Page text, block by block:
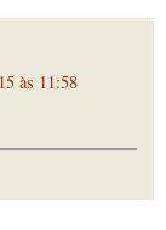
às 11:58